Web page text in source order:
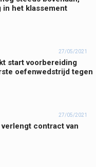
het klassement
27/05/2021
start voorbereiding
oefenwedstrijd tegen
27/05/2021
verlengt contract van